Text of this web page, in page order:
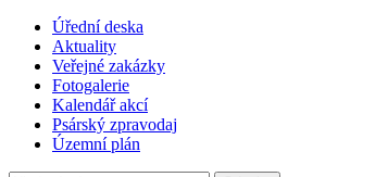
Úřední deska
Aktuality
Veřejné zakázky
Fotogalerie
Kalendář akcí
Psárský zpravodaj
Územní plán